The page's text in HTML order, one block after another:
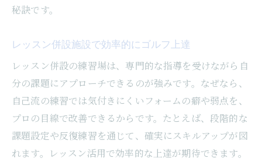
秘訣です。
レッスン併設施設で効率的にゴルフ上達
レッスン併設の練習場は、専門的な指導を受けながら自
分の課題にアプローチできるのが強みです。なぜなら、
自己流の練習では気付きにくいフォームの癖や弱点を、
プロの目線で改善できるからです。たとえば、段階的な
課題設定や反復練習を通じて、確実にスキルアップが図
れます。レッスン活用で効率的な上達が期待できます。